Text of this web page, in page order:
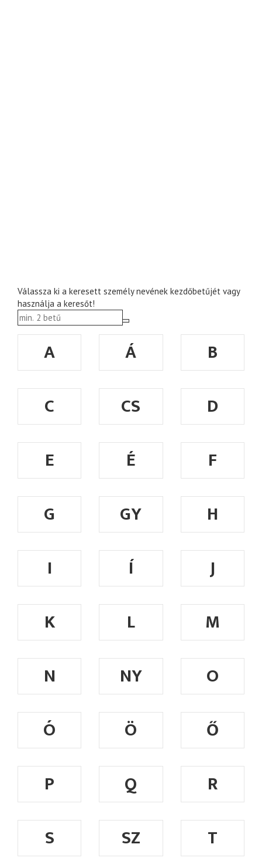
Válassza ki a keresett személy nevének kezdőbetűjét vagy
használja a keresőt!
A Á
B
C
CS
D
E
É
F
G
GY
H
I
Í
J
K
L
M
N
NY
O
Ó
Ö
Ő
P
Q
R
S
SZ T